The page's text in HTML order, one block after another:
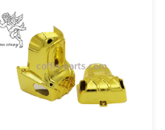
small casket corners, 2pcs
80" long steel bars (203cm),
and 2pcs 26" short steel bars